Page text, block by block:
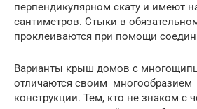
перпендикулярном скату и имеют
сантиметров. Стыки в
проклеиваются при помощи
Варианты крыш домов с
отличаются своим
конструкции. Тем, кто не знаком с